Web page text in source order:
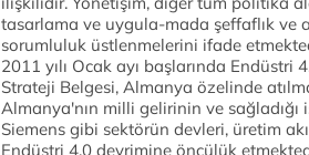
tasarlama ve uygula-mada şeffaflık ve
sorumluluk üstlenmelerini ifade
2011 yılı Ocak ayı başlarında Endüstri
Strateji Belgesi, Almanya özelinde
Almanya'nın milli gelirinin ve sağladığı
Siemens gibi sektörün devleri, üretim
Endüstri 4.0 devrimine öncülük